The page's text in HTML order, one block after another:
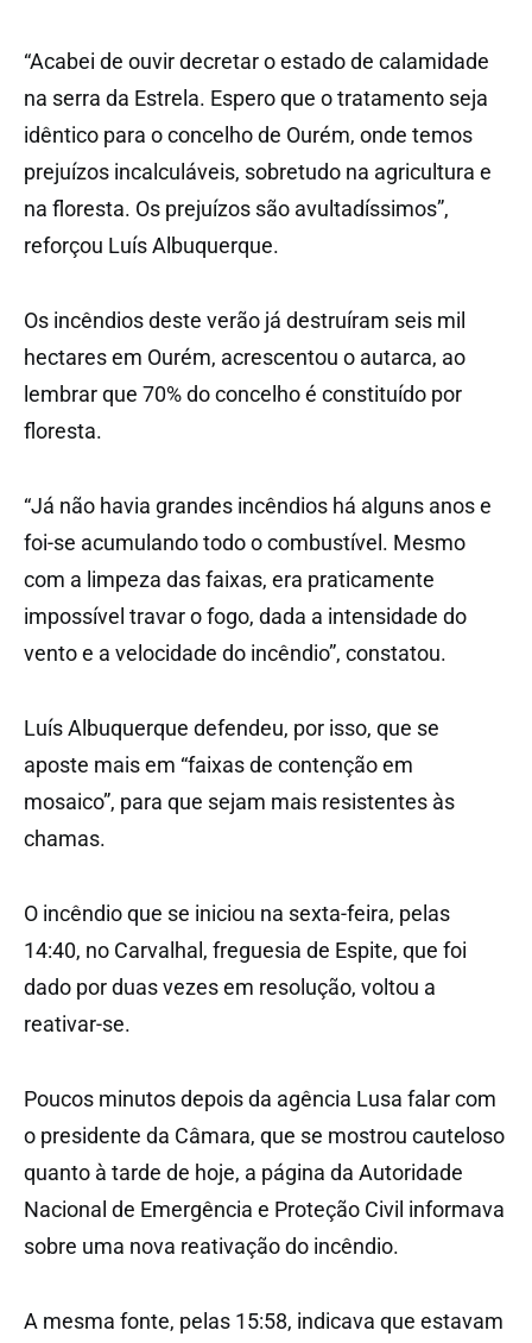
“Acabei de ouvir decretar o estado de calamidade
na serra da Estrela. Espero que o tratamento seja
idêntico para o concelho de Ourém, onde temos
prejuízos incalculáveis, sobretudo na agricultura e
na floresta. Os prejuízos são avultadíssimos”,
reforçou Luís Albuquerque.
Os incêndios deste verão já destruíram seis mil
hectares em Ourém, acrescentou o autarca, ao
lembrar que 70% do concelho é constituído por
floresta.
“Já não havia grandes incêndios há alguns anos e
foi-se acumulando todo o combustível. Mesmo
com a limpeza das faixas, era praticamente
impossível travar o fogo, dada a intensidade do
vento e a velocidade do incêndio”, constatou.
Luís Albuquerque defendeu, por isso, que se
aposte mais em “faixas de contenção em
mosaico”, para que sejam mais resistentes às
chamas.
O incêndio que se iniciou na sexta-feira, pelas
14:40, no Carvalhal, freguesia de Espite, que foi
dado por duas vezes em resolução, voltou a
reativar-se.
Poucos minutos depois da agência Lusa falar com
o presidente da Câmara, que se mostrou cauteloso
quanto à tarde de hoje, a página da Autoridade
Nacional de Emergência e Proteção Civil informava
sobre uma nova reativação do incêndio.
A mesma fonte, pelas 15:58, indicava que estavam